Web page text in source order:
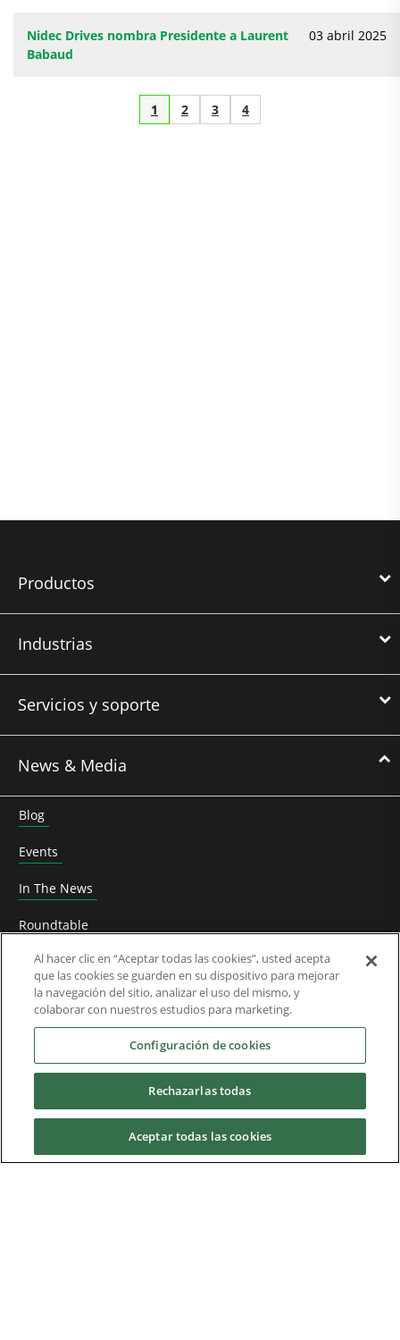
Nidec Drives nombra Presidente a Laurent
Babaud
03 abril 2025
1 2 3 4
Productos
Industrias
Servicios y soporte
News & Media
Blog
Events
In The News
Roundtable
Liderazgo intelectual
Informe técnico
Acerca de nosotros
Descargas
Al hacer clic en “Aceptar todas las cookies”, usted acepta
que las cookies se guarden en su dispositivo para mejorar
la navegación del sitio, analizar el uso del mismo, y
colaborar con nuestros estudios para marketing.
Configuración de cookies
Rechazarlas todas
Aceptar todas las cookies